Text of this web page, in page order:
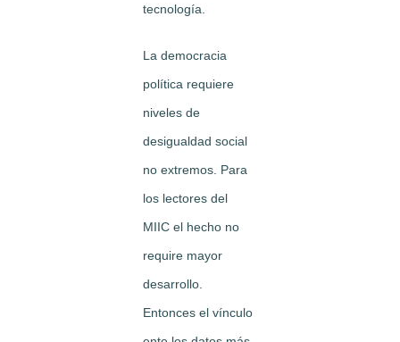
tecnología.
La democracia
política requiere
niveles de
desigualdad social
no extremos. Para
los lectores del
MIIC el hecho no
require mayor
desarrollo.
Entonces el vínculo